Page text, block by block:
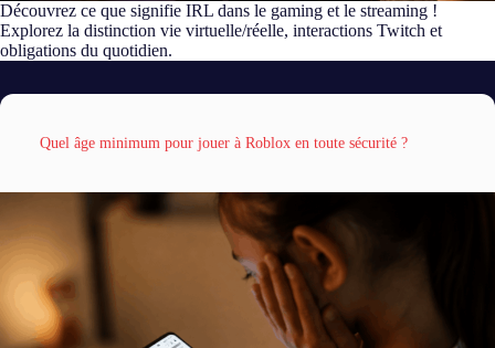
Découvrez ce que signifie IRL dans le gaming et le streaming !
Explorez la distinction vie virtuelle/réelle, interactions Twitch et
obligations du quotidien.
Quel âge minimum pour jouer à Roblox en toute sécurité ?